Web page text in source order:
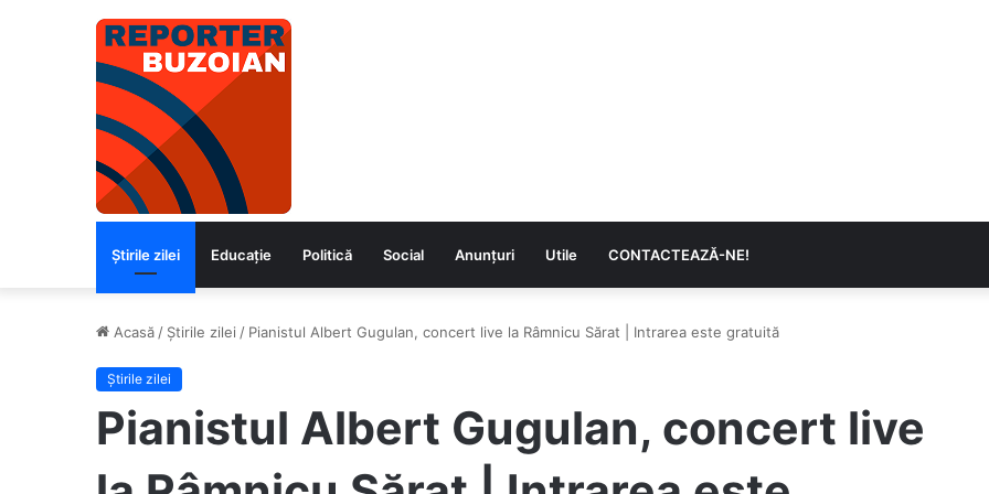
Știrile zilei Educaţie Politică Social Anunțuri Utile CONTACTEAZĂ-NE!
Acasă / Știrile zilei / Pianistul Albert Gugulan, concert live la Râmnicu Sărat | Intrarea este gratuită
Știrile zilei
Pianistul Albert Gugulan, concert live